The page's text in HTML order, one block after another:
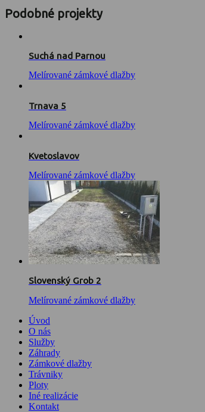
Podobné projekty
Suchá nad Parnou
Melírované zámkové dlažby
Trnava 5
Melírované zámkové dlažby
Kvetoslavov
Melírované zámkové dlažby
Slovenský Grob 2
Melírované zámkové dlažby
Úvod
O nás
Služby
Záhrady
Zámkové dlažby
Trávniky
Ploty
Iné realizácie
Kontakt